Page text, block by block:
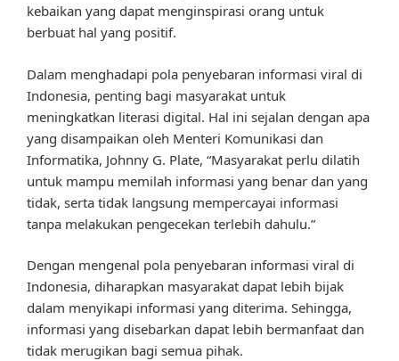
kebaikan yang dapat menginspirasi orang untuk
berbuat hal yang positif.
Dalam menghadapi pola penyebaran informasi viral di
Indonesia, penting bagi masyarakat untuk
meningkatkan literasi digital. Hal ini sejalan dengan apa
yang disampaikan oleh Menteri Komunikasi dan
Informatika, Johnny G. Plate, “Masyarakat perlu dilatih
untuk mampu memilah informasi yang benar dan yang
tidak, serta tidak langsung mempercayai informasi
tanpa melakukan pengecekan terlebih dahulu.”
Dengan mengenal pola penyebaran informasi viral di
Indonesia, diharapkan masyarakat dapat lebih bijak
dalam menyikapi informasi yang diterima. Sehingga,
informasi yang disebarkan dapat lebih bermanfaat dan
tidak merugikan bagi semua pihak.